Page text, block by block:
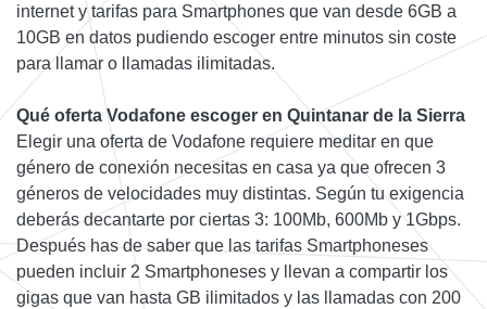
internet y tarifas para Smartphones que van desde 6GB a
10GB en datos pudiendo escoger entre minutos sin coste
para llamar o llamadas ilimitadas.
Qué oferta Vodafone escoger en Quintanar de la Sierra
Elegir una oferta de Vodafone requiere meditar en que
género de conexión necesitas en casa ya que ofrecen 3
géneros de velocidades muy distintas. Según tu exigencia
deberás decantarte por ciertas 3: 100Mb, 600Mb y 1Gbps.
Después has de saber que las tarifas Smartphoneses
pueden incluir 2 Smartphoneses y llevan a compartir los
gigas que van hasta GB ilimitados y las llamadas con 200